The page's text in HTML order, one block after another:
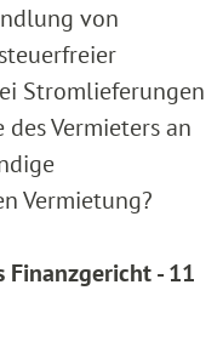
von
Stromlieferungen
Vermieters an
Vermietung?
Finanzgericht - 11